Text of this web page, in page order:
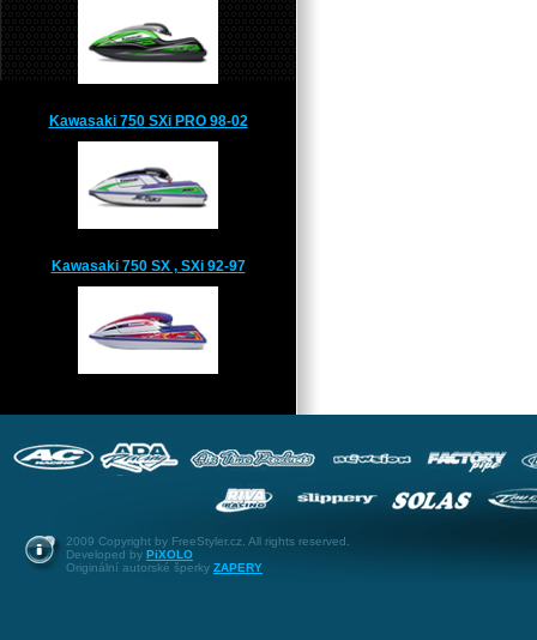
Kawasaki 750 SXi PRO 98-02
Kawasaki 750 SX , SXi 92-97
2009 Copyright by FreeStyler.cz. All rights reserved.
Developed by PiXOLO
Originální autorské šperky ZAPERY